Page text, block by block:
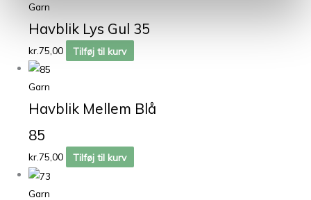
Garn
Havblik Lys Gul 35
kr.75,00 Tilføj til kurv
Garn
Havblik Mellem Blå
85
kr.75,00 Tilføj til kurv
Garn